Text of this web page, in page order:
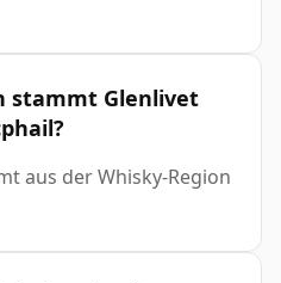
stammt Glenlivet
aus der Whisky-Region